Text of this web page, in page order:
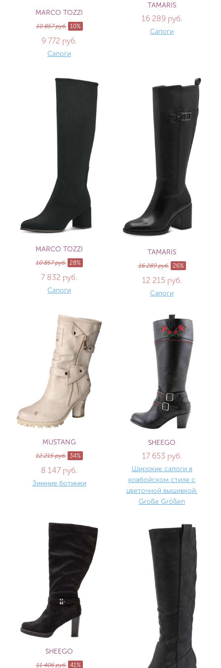
MARCO TOZZI
10 857 руб. 10%
9 772 руб.
Сапоги
TAMARIS
16 289 руб.
Сапоги
MARCO TOZZI
10 857 руб. 28%
7 832 руб.
Сапоги
TAMARIS
16 289 руб. 26%
12 215 руб.
Сапоги
MUSTANG
12 215 руб. 34%
8 147 руб.
Зимние ботинки
SHEEGO
17 653 руб.
Широкие сапоги в
ковбойском стиле с
цветочной вышивкой.
Große Größen
SHEEGO
11 406 руб. 41%